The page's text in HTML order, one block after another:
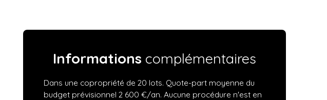
Informations complémentaires
Dans une copropriété de 20 lots. Quote-part moyenne du
budget prévisionnel 2 600 €/an. Aucune procédure n'est en